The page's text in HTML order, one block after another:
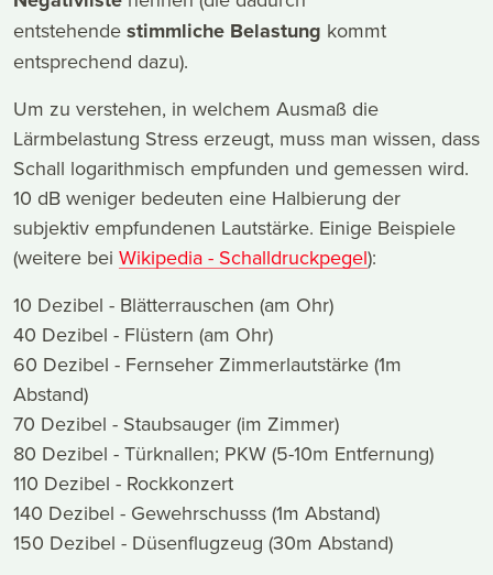
entstehende stimmliche Belastung kommt
entsprechend dazu).
Um zu verstehen, in welchem Ausmaß die
Lärmbelastung Stress erzeugt, muss man wissen, dass
Schall logarithmisch empfunden und gemessen wird.
10 dB weniger bedeuten eine Halbierung der
subjektiv empfundenen Lautstärke. Einige Beispiele
(weitere bei Wikipedia - Schalldruckpegel):
10 Dezibel - Blätterrauschen (am Ohr)
40 Dezibel - Flüstern (am Ohr)
60 Dezibel - Fernseher Zimmerlautstärke (1m
Abstand)
70 Dezibel - Staubsauger (im Zimmer)
80 Dezibel - Türknallen; PKW (5-10m Entfernung)
110 Dezibel - Rockkonzert
140 Dezibel - Gewehrschusss (1m Abstand)
150 Dezibel - Düsenflugzeug (30m Abstand)